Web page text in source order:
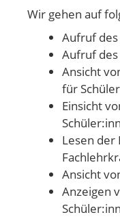
Wir gehen auf
Aufruf
Aufruf des
Ansicht
für
Einsicht
Lesen der
Ansicht
Anzeigen